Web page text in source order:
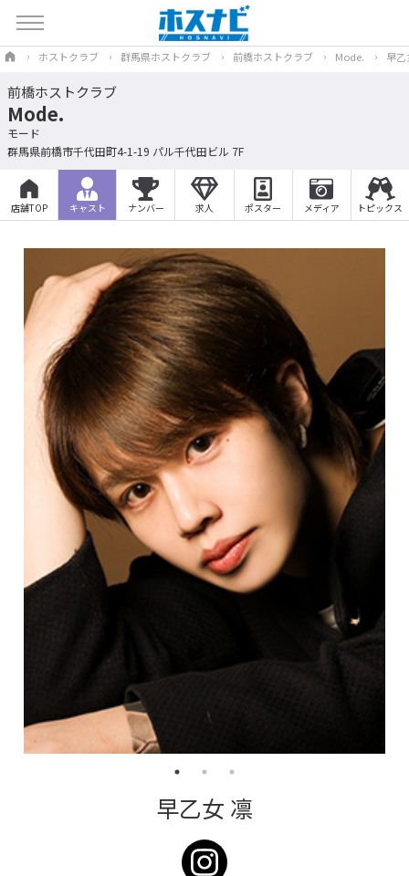
ホストクラブ 群馬県ホストクラブ 前橋ホストクラブ Mode. 早乙
前橋ホストクラブ
Mode.
モード
群馬県前橋市千代田町4-1-19 パル千代田ビル 7F
店舗TOP キャスト ナンバー 求人 ポスター メディア トピックス
早乙女 凛